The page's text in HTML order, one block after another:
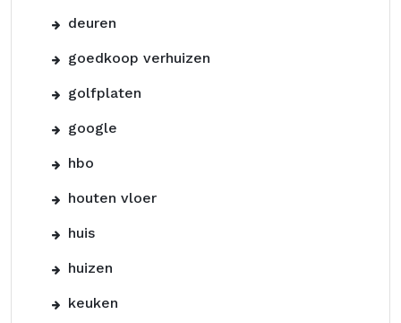
deuren
goedkoop verhuizen
golfplaten
google
hbo
houten vloer
huis
huizen
keuken